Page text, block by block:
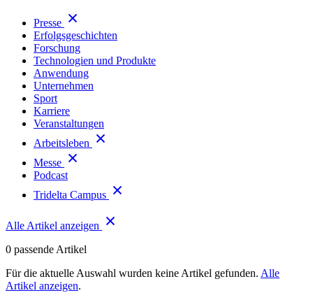
Presse
Erfolgsgeschichten
Forschung
Technologien und Produkte
Anwendung
Unternehmen
Sport
Karriere
Veranstaltungen
Arbeitsleben
Messe
Podcast
Tridelta Campus
Alle Artikel anzeigen
0 passende Artikel
Für die aktuelle Auswahl wurden keine Artikel gefunden. Alle
Artikel anzeigen.